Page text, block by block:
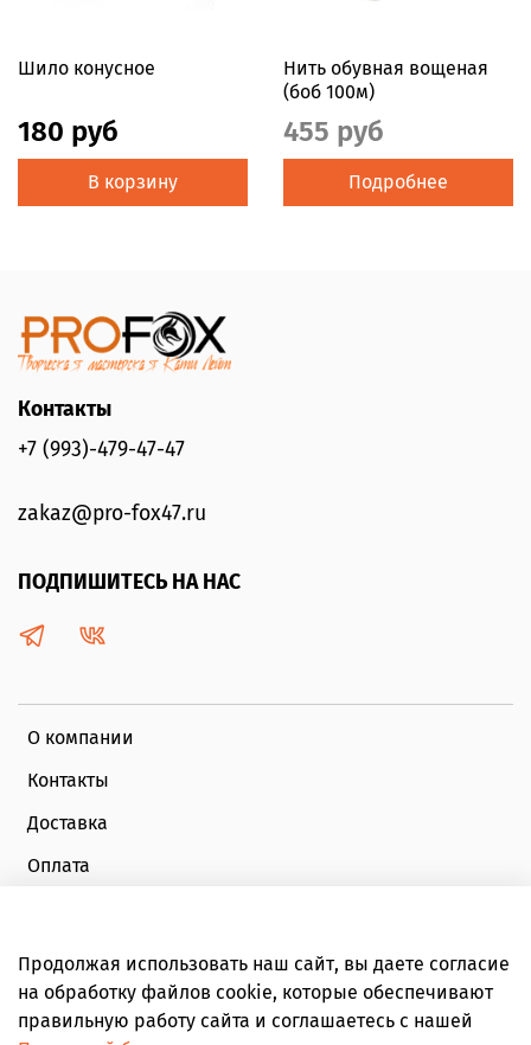
Шило конусное
180 руб
В корзину
Нить обувная вощеная
(боб 100м)
455 руб
Подробнее
О компании
Контакты
Доставка
Оплата
Обратная связь
Личный кабинет
Контакты
+7 (993)-479-47-47
zakaz@pro-fox47.ru
ПОДПИШИТЕСЬ НА НАС
Продолжая использовать наш сайт, вы даете согласие
на обработку файлов cookie, которые обеспечивают
правильную работу сайта и соглашаетесь с нашей